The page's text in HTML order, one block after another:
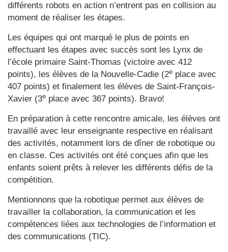
différents robots en action n’entrent pas en collision au
moment de réaliser les étapes.
Les équipes qui ont marqué le plus de points en
effectuant les étapes avec succès sont les Lynx de
l’école primaire Saint-Thomas (victoire avec 412
points), les élèves de la Nouvelle-Cadie (2e place avec
407 points) et finalement les élèves de Saint-François-
Xavier (3e place avec 367 points). Bravo!
En préparation à cette rencontre amicale, les élèves ont
travaillé avec leur enseignante respective en réalisant
des activités, notamment lors de dîner de robotique ou
en classe. Ces activités ont été conçues afin que les
enfants soient prêts à relever les différents défis de la
compétition.
Mentionnons que la robotique permet aux élèves de
travailler la collaboration, la communication et les
compétences liées aux technologies de l’information et
des communications (TIC).